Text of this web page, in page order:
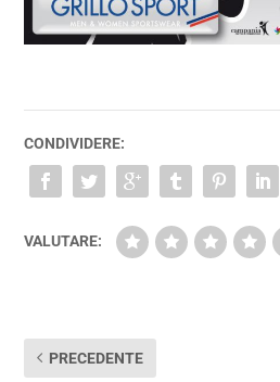
CONDIVIDERE:
VALUTARE:
PRECEDENTE